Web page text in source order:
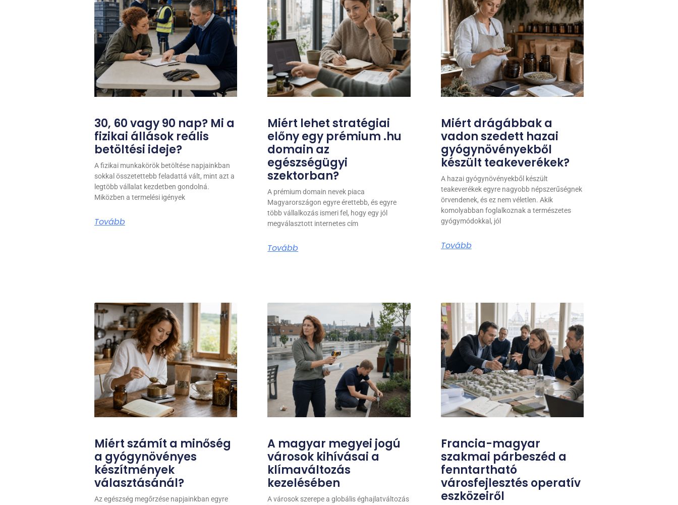
30, 60 vagy 90 nap? Mi a
fizikai állások reális
betöltési ideje?
A fizikai munkakörök betöltése napjainkban
sokkal összetettebb feladattá vált, mint azt a
legtöbb vállalat kezdetben gondolná.
Miközben a termelési igények
Tovább
Miért lehet stratégiai
előny egy prémium .hu
domain az
egészségügyi
szektorban?
A prémium domain nevek piaca
Magyarországon egyre érettebb, és egyre
több vállalkozás ismeri fel, hogy egy jól
megválasztott internetes cím
Tovább
Miért drágábbak a
vadon szedett hazai
gyógynövényekből
készült teakeverékek?
A hazai gyógynövényekből készült
teakeverékek egyre nagyobb népszerűségnek
örvendenek, és ez nem véletlen. Akik
komolyabban foglalkoznak a természetes
gyógymódokkal, jól
Tovább
Miért számít a minőség
a gyógynövényes
készítmények
választásánál?
Az egészség megőrzése napjainkban egyre
A magyar megyei jogú
városok kihívásai a
klímaváltozás
kezelésében
A városok szerepe a globális éghajlatváltozás
Francia-magyar
szakmai párbeszéd a
fenntartható
városfejlesztés operatív
eszközeiről